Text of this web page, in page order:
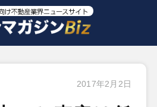
2017年2月2日